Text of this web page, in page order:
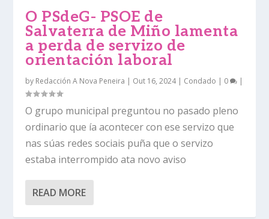
O PSdeG- PSOE de
Salvaterra de Miño lamenta
a perda de servizo de
orientación laboral
by Redacción A Nova Peneira | Out 16, 2024| Condado | 0 |
O grupo municipal preguntou no pasado pleno
ordinario que ía acontecer con ese servizo que
nas súas redes sociais puña que o servizo
estaba interrompido ata novo aviso
READ MORE